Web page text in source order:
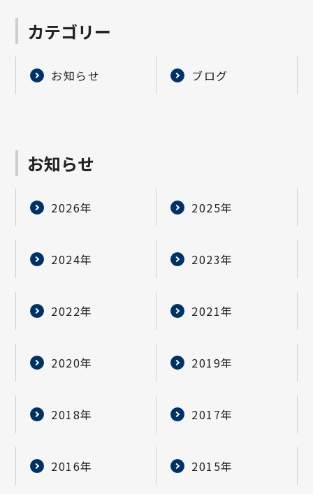
カテゴリー
お知らせ ブログ
お知らせ
2026年 2025年
2024年 2023年
2022年 2021年
2020年 2019年
2018年 2017年
2016年 2015年